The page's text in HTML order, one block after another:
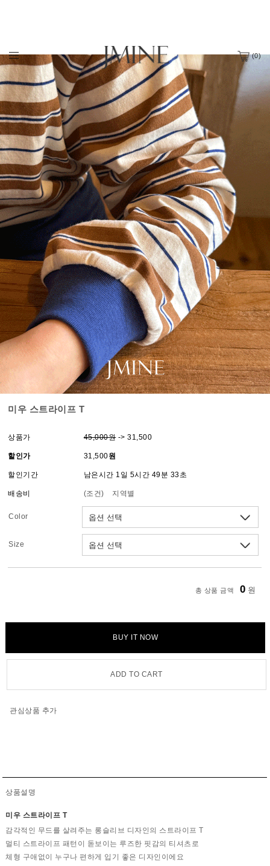
(0)
미우 스트라이프 T
상품가 45,000원-> 31,500
할인가 31,500원
할인기간 남은시간 1일 5시간 49분 33초
배송비 (조건) 지역별
Color
Size
총 상품 금액 0 원
BUY IT NOW
ADD TO CART
관심상품 추가
상품설명
미우 스트라이프 T
감각적인 무드를 살려주는 롱슬리브 디자인의 스트라이프 T
멀티 스트라이프 패턴이 돋보이는 루즈한 핏감의 티셔츠로
체형 구애없이 누구나 편하게 입기 좋은 디자인이에요